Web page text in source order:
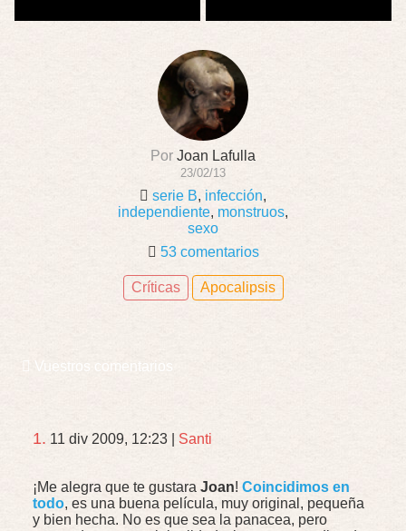
Por Joan Lafulla
23/02/13
serie B, infección,
independiente, monstruos,
sexo
53 comentarios
Críticas Apocalipsis
Vuestros comentarios
1. 11 div 2009, 12:23 Santi
¡Me alegra que te gustara Joan! Coincidimos en
todo, es una buena película, muy original, pequeña
y bien hecha. No es que sea la panacea, pero